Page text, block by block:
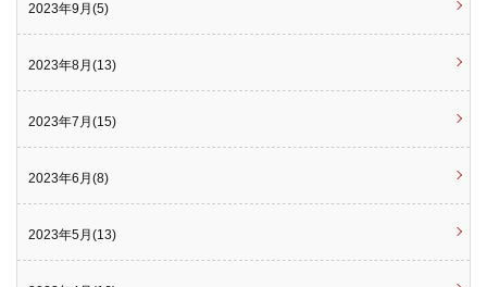
2023年9月(5)
2023年8月(13)
2023年7月(15)
2023年6月(8)
2023年5月(13)